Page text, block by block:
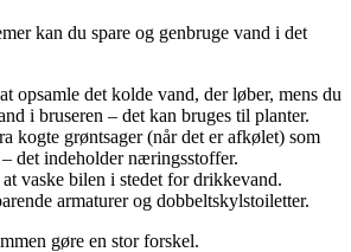
kan du spare og genbruge vand i det
opsamle det kolde vand, der løber, mens du
i bruseren – det kan bruges til planter.
kogte grøntsager (når det er afkølet) som
det indeholder næringsstoffer.
vaske bilen i stedet for drikkevand.
armaturer og dobbeltskylstoiletter.
gøre en stor forskel.